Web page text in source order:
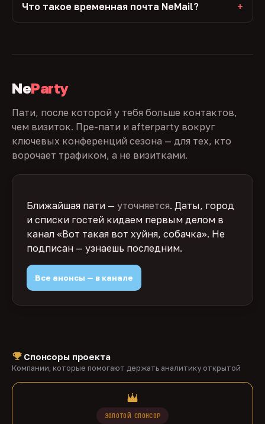
Что такое временная почта NeMail?
NeParty
Пати, после которой у тебя больше контактов,
чем визиток. Пре-пати и afterparty вокруг
ключевых конференций сезона — для тех, кто
ворочает трафиком, а не визитками.
Ближайшая пати — уточняется. Даты, город
и списки гостей кидаем первым делом в
канал «Вот такая вот хуйня, собачка». Не
подписан — узнаешь последним.
Все анонсы — в канале
Спонсоры проекта
Компании, которые помогают держать аналитику открытой
ЗОЛОТОЙ СПОНСОР